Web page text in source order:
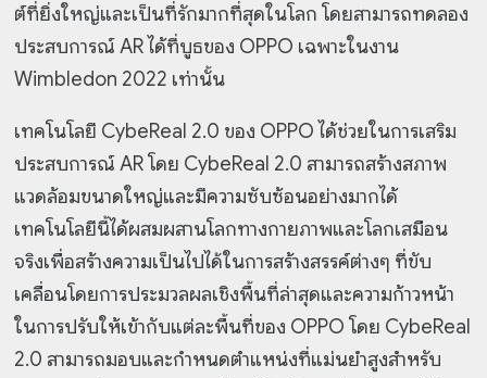
ต์ที่ยิ่งใหญ่และเป็นที่รักมากที่สุดในโลก โดยสามารถทดลอง
ประสบการณ์ AR ได้ที่บูธของ OPPO เฉพาะในงาน
Wimbledon 2022 เท่านั้น
เทคโนโลยี CybeReal 2.0 ของ OPPO ได้ช่วยในการเสริม
ประสบการณ์ AR โดย CybeReal 2.0 สามารถสร้างสภาพ
แวดล้อมขนาดใหญ่และมีความซับซ้อนอย่างมากได้
เทคโนโลยีนี้ได้ผสมผสานโลกทางกายภาพและโลกเสมือน
จริงเพื่อสร้างความเป็นไปได้ในการสร้างสรรค์ต่างๆ ที่ขับ
เคลื่อนโดยการประมวลผลเชิงพื้นที่ล่าสุดและความก้าวหน้า
ในการปรับให้เข้ากับแต่ละพื้นที่ของ OPPO โดย CybeReal
2.0 สามารถมอบและกำหนดตำแหน่งที่แม่นยำสูงสำหรับ